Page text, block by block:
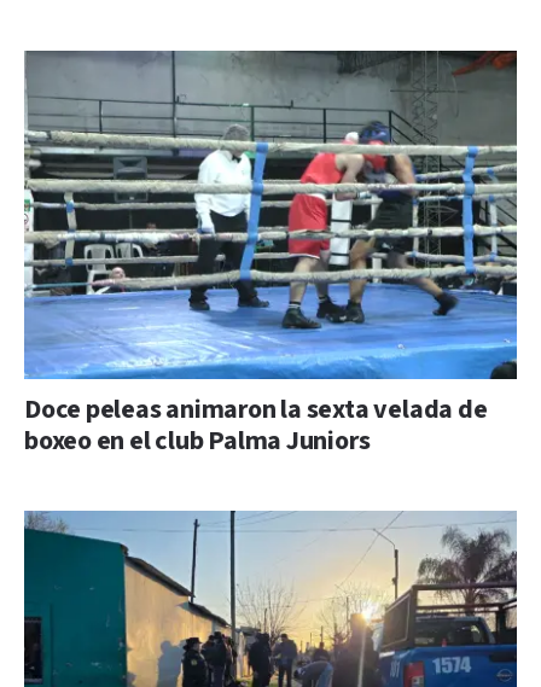
Doce peleas animaron la sexta velada de
boxeo en el club Palma Juniors